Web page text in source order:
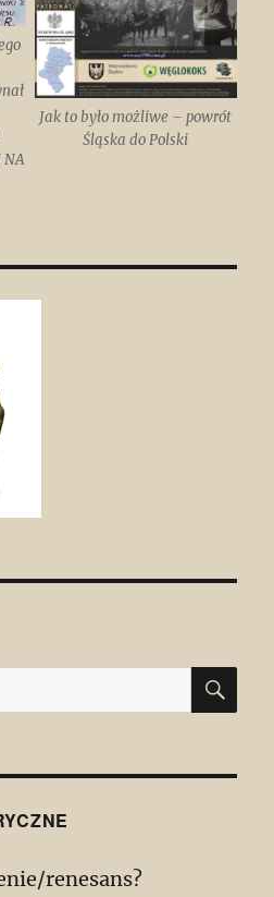
NA
Jak to było możliwe – powrót
Śląska do Polski
renesans?